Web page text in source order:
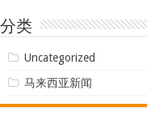
分类
Uncategorized
马来西亚新闻